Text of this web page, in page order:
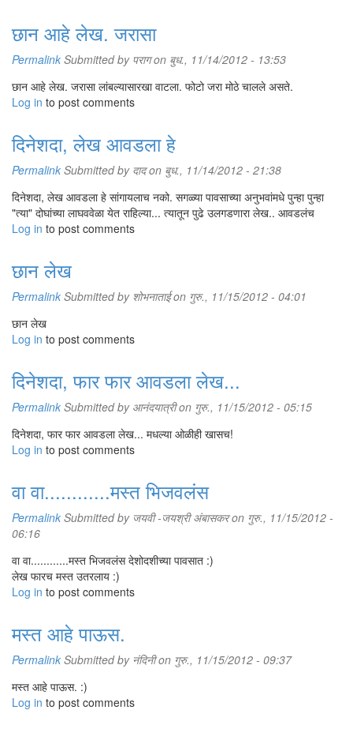
छान आहे लेख. जरासा
Permalink Submitted by परागon बुध., 11/14/2012 - 13:53
छान आहे लेख. जरासा लांबल्यासारखा वाटला. फोटो जरा मोठे चालले असते.
Log in to post comments
दिनेशदा, लेख आवडला हे
Permalink Submitted by दादon बुध., 11/14/2012 - 21:38
दिनेशदा, लेख आवडला हे सांगायलाच नको. सगळ्या पावसाच्या अनुभवांमधे पुन्हा पुन्हा
"त्या" दोघांच्या लाघववेळा येत राहिल्या... त्यातून पुढे उलगडणारा लेख.. आवडलंच
Log in to post comments
छान लेख
Permalink Submitted by शोभनाताईon गुरु., 11/15/2012 - 04:01
छान लेख
Log in to post comments
दिनेशदा, फार फार आवडला लेख...
Permalink Submitted by आनंदयात्रीon गुरु., 11/15/2012 - 05:15
दिनेशदा, फार फार आवडला लेख... मधल्या ओळीही खासच!
Log in to post comments
वा वा............मस्त भिजवलंस
Permalink Submitted by जयवी -जयश्री अंबासकरon गुरु., 11/15/2012 -
06:16
वा वा............मस्त भिजवलंस देशोदशीच्या पावसात :)
लेख फारच मस्त उतरलाय :)
Log in to post comments
मस्त आहे पाऊस.
Permalink Submitted by नंदिनीon गुरु., 11/15/2012 - 09:37
मस्त आहे पाऊस. :)
Log in to post comments